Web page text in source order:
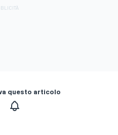
questo articolo